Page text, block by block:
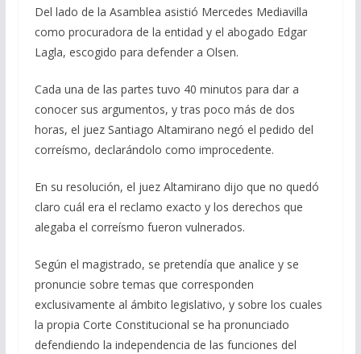
Del lado de la Asamblea asistió Mercedes Mediavilla
como procuradora de la entidad y el abogado Edgar
Lagla, escogido para defender a Olsen.
Cada una de las partes tuvo 40 minutos para dar a
conocer sus argumentos, y tras poco más de dos
horas, el juez Santiago Altamirano negó el pedido del
correísmo, declarándolo como improcedente.
En su resolución, el juez Altamirano dijo que no quedó
claro cuál era el reclamo exacto y los derechos que
alegaba el correísmo fueron vulnerados.
Según el magistrado, se pretendía que analice y se
pronuncie sobre temas que corresponden
exclusivamente al ámbito legislativo, y sobre los cuales
la propia Corte Constitucional se ha pronunciado
defendiendo la independencia de las funciones del